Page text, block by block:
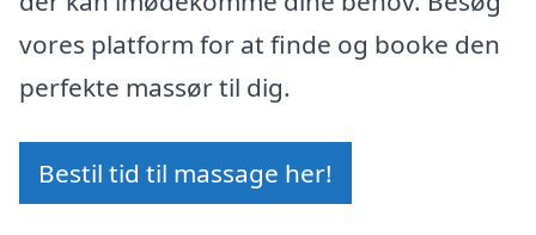
vores platform for at finde og booke den
perfekte massør til dig.
Bestil tid til massage her!